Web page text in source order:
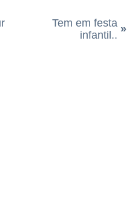
Tem em festa
infantil.. »